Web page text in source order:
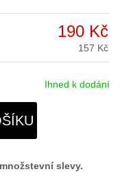
190 Kč
157 Kč
Ihned k dodání
slevy.